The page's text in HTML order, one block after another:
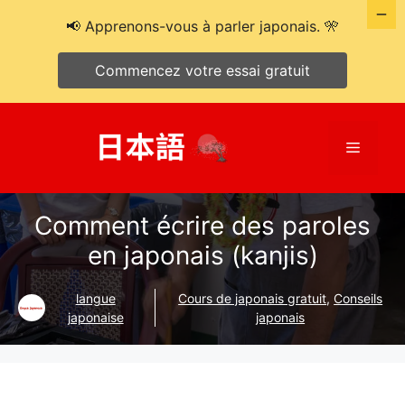
Menu
Comment écrire des paroles
en japonais (kanjis)
langue
japonaise
Cours de japonais gratuit,Conseils
japonais
📢 Apprenons-vous à parler japonais. 🎌
Commencez votre essai gratuit